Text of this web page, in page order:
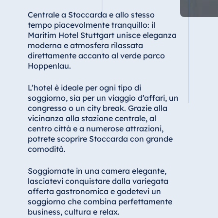
Star-Apart Hansa Hotel Wiesbaden
Hotel Würzburg
Jolie Ville Resort & Casino Sharm El
Sheikh
Albania
Resort Marina Bay
Centrale a Stoccarda e allo stesso
tempo piacevolmente tranquillo: il
Maritim Hotel Stuttgart unisce eleganza
moderna e atmosfera rilassata
direttamente accanto al verde parco
Hoppenlau.
L’hotel è ideale per ogni tipo di
soggiorno, sia per un viaggio d’affari, un
congresso o un city break. Grazie alla
vicinanza alla stazione centrale, al
centro città e a numerose attrazioni,
potrete scoprire Stoccarda con grande
comodità.
Soggiornate in una camera elegante,
lasciatevi conquistare dalla variegata
offerta gastronomica e godetevi un
soggiorno che combina perfettamente
business, cultura e relax.